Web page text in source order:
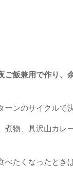
ご飯兼用で作り、
ーンのサイクルで
煮物、具沢山カレ
べたくなったとき